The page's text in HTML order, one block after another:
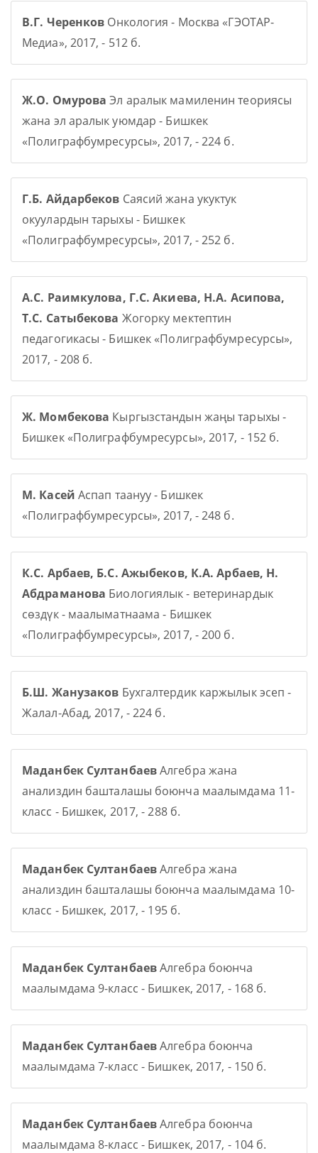
В.Г. Черенков Онкология - Москва «ГЭОТАР-
Медиа», 2017, - 512 б.
Ж.О. Омурова Эл аралык мамиленин теориясы
жана эл аралык уюмдар - Бишкек
«Полиграфбумресурсы», 2017, - 224 б.
Г.Б. Айдарбеков Саясий жана укуктук
окуулардын тарыхы - Бишкек
«Полиграфбумресурсы», 2017, - 252 б.
А.С. Раимкулова, Г.С. Акиева, Н.А. Асипова,
Т.С. Сатыбекова Жогорку мектептин
педагогикасы - Бишкек «Полиграфбумресурсы»,
2017, - 208 б.
Ж. Момбекова Кыргызстандын жаңы тарыхы -
Бишкек «Полиграфбумресурсы», 2017, - 152 б.
М. Касей Аспап таануу - Бишкек
«Полиграфбумресурсы», 2017, - 248 б.
К.С. Арбаев, Б.С. Ажыбеков, К.А. Арбаев, Н.
Абдраманова Биологиялык - ветеринардык
сөздүк - маалыматнаама - Бишкек
«Полиграфбумресурсы», 2017, - 200 б.
Б.Ш. Жанузаков Бухгалтердик каржылык эсеп -
Жалал-Абад, 2017, - 224 б.
Маданбек СултанбаевАлгебра жана
анализдин башталашы боюнча маалымдама 11-
класс - Бишкек, 2017, - 288 б.
Маданбек СултанбаевАлгебра жана
анализдин башталашы боюнча маалымдама 10-
класс - Бишкек, 2017, - 195 б.
Маданбек СултанбаевАлгебра боюнча
маалымдама 9-класс - Бишкек, 2017, - 168 б.
Маданбек СултанбаевАлгебра боюнча
маалымдама 7-класс - Бишкек, 2017, - 150 б.
Маданбек СултанбаевАлгебра боюнча
маалымдама 8-класс - Бишкек, 2017, - 104 б.